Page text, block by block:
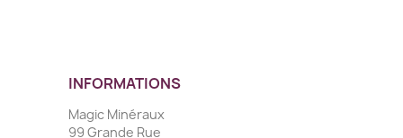
INFORMATIONS
Magic Minéraux
99 Grande Rue